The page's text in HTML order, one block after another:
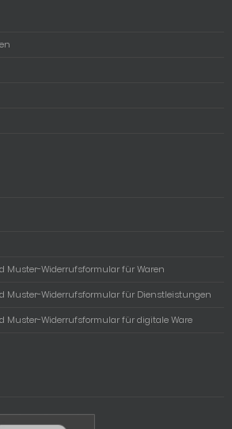
Muster-Widerrufsformular für Waren
Muster-Widerrufsformular für Dienstleistungen
Muster-Widerrufsformular für digitale Ware